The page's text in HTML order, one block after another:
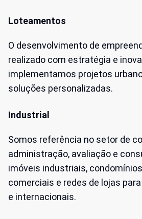
Loteamentos
O desenvolvimento de
realizado com estratégia e
implementamos projetos
soluções personalizadas.
Industrial
Somos referência no setor de
administração, avaliação e
imóveis industriais,
comerciais e redes de lojas
e internacionais.